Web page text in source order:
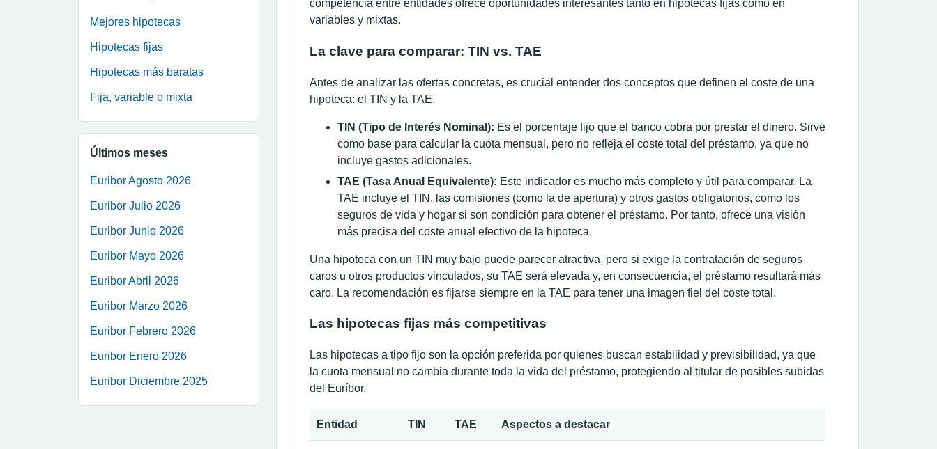
Mejores hipotecas
Hipotecas fijas
Hipotecas más baratas
Fija, variable o mixta
Últimos meses
Euribor Agosto 2026
Euribor Julio 2026
Euribor Junio 2026
Euribor Mayo 2026
Euribor Abril 2026
Euribor Marzo 2026
Euribor Febrero 2026
Euribor Enero 2026
Euribor Diciembre 2025
competencia entre entidades ofrece oportunidades interesantes tanto en hipotecas fijas como en
variables y mixtas.
La clave para comparar: TIN vs. TAE
Antes de analizar las ofertas concretas, es crucial entender dos conceptos que definen el coste de una
hipoteca: el TIN y la TAE.
TIN (Tipo de Interés Nominal): Es el porcentaje fijo que el banco cobra por prestar el dinero. Sirve
como base para calcular la cuota mensual, pero no refleja el coste total del préstamo, ya que no
incluye gastos adicionales.
TAE (Tasa Anual Equivalente): Este indicador es mucho más completo y útil para comparar. La
TAE incluye el TIN, las comisiones (como la de apertura) y otros gastos obligatorios, como los
seguros de vida y hogar si son condición para obtener el préstamo. Por tanto, ofrece una visión
más precisa del coste anual efectivo de la hipoteca.
Una hipoteca con un TIN muy bajo puede parecer atractiva, pero si exige la contratación de seguros
caros u otros productos vinculados, su TAE será elevada y, en consecuencia, el préstamo resultará más
caro. La recomendación es fijarse siempre en la TAE para tener una imagen fiel del coste total.
Las hipotecas fijas más competitivas
Las hipotecas a tipo fijo son la opción preferida por quienes buscan estabilidad y previsibilidad, ya que
la cuota mensual no cambia durante toda la vida del préstamo, protegiendo al titular de posibles subidas
del Euríbor.
Entidad TIN TAE Aspectos a destacar